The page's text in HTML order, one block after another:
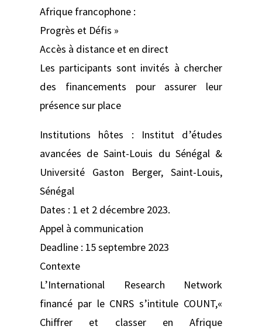
Afrique francophone :
Progrès et Défis »
Accès à distance et en direct
Les participants sont invités à chercher
des financements pour assurer leur
présence sur place
Institutions hôtes : Institut d’études
avancées de Saint-Louis du Sénégal &
Université Gaston Berger, Saint-Louis,
Sénégal
Dates : 1 et 2 décembre 2023.
Appel à communication
Deadline : 15 septembre 2023
Contexte
L’International Research Network
financé par le CNRS s’intitule COUNT,«
Chiffrer et classer en Afrique